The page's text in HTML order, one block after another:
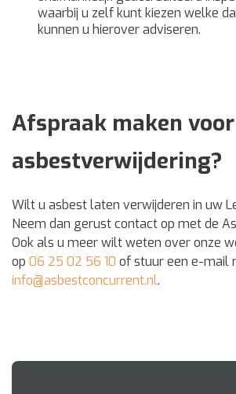
waarbij u zelf kunt kiezen welke
kunnen u hierover adviseren.
Afspraak maken voor
asbestverwijdering?
Wilt u asbest laten verwijderen in uw
Neem dan gerust contact op met de
Ook als u meer wilt weten over onze
op 06 25 02 56 10 of stuur een e-mail
info@asbestconcurrent.nl.